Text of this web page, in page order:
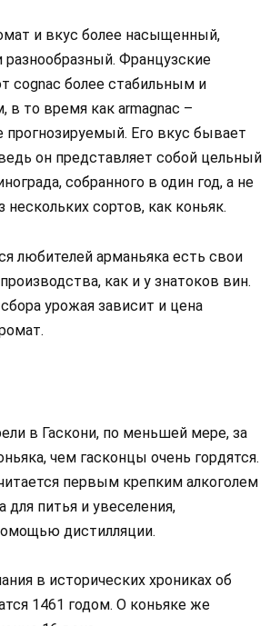
и вкус более насыщенный,
разнообразный. Французские
cognac более стабильным и
в то время как аrmagnac –
прогнозируемый. Его вкус бывает
он представляет собой цельный
собранного в один год, а не
сортов, как коньяк.
любителей арманьяка есть свои
как и у знатоков вин.
урожая зависит и цена
в Гаскони, по меньшей мере, за
чем гасконцы очень гордятся.
первым крепким алкоголем
для питья и увеселения,
дистилляции.
в исторических хрониках об
1461 годом. О коньяке же